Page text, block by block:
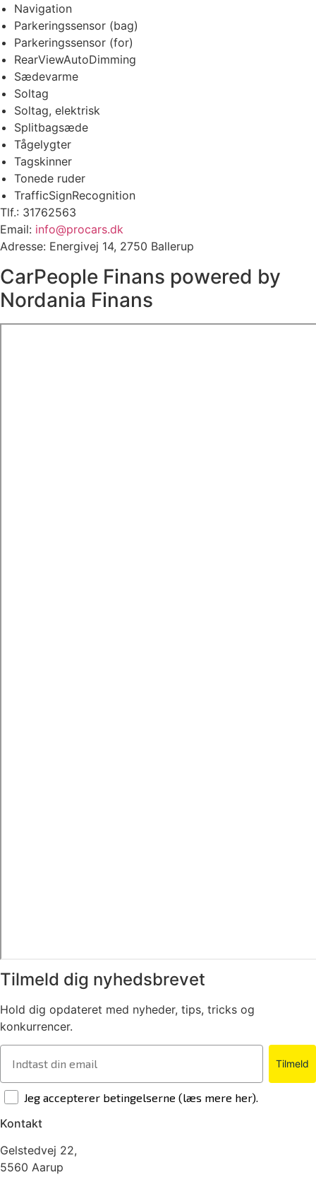
Navigation
Parkeringssensor (bag)
Parkeringssensor (for)
RearViewAutoDimming
Sædevarme
Soltag
Soltag, elektrisk
Splitbagsæde
Tågelygter
Tagskinner
Tonede ruder
TrafficSignRecognition
Tlf.: 31762563
Email: info@procars.dk
Adresse: Energivej 14, 2750 Ballerup
CarPeople Finans powered by
Nordania Finans
Tilmeld dig nyhedsbrevet
Hold dig opdateret med nyheder, tips, tricks og
konkurrencer.
Tilmeld
Jeg accepterer betingelserne (læs mere her).
Kontakt
Gelstedvej 22,
5560 Aarup